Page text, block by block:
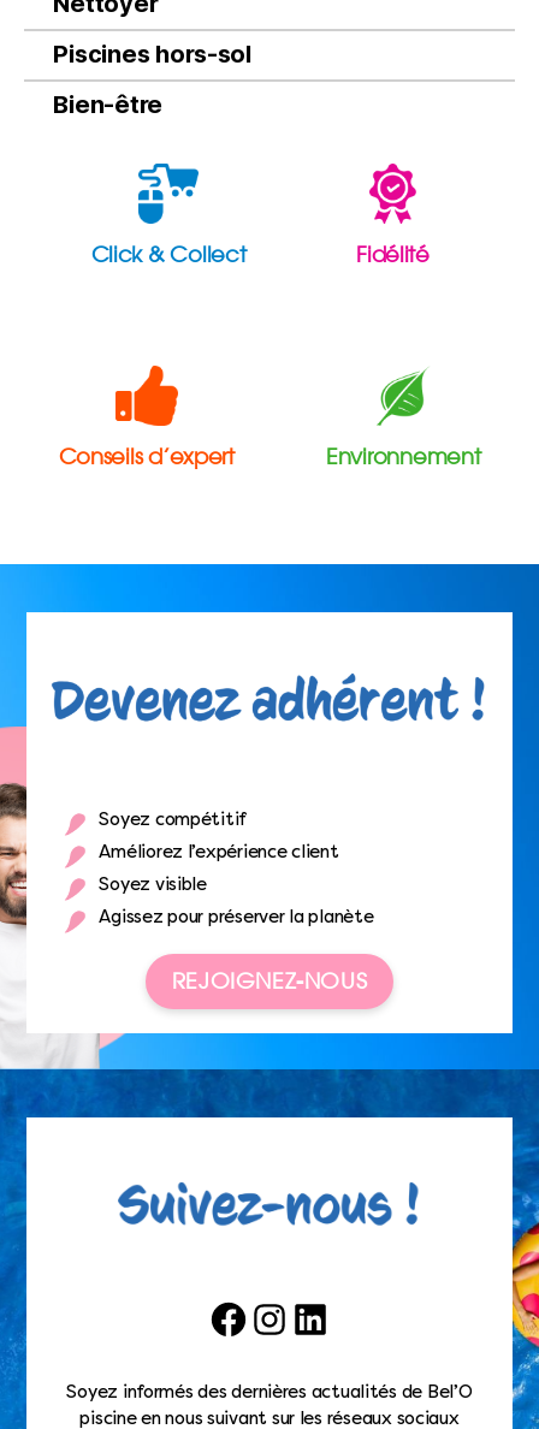
Piscines hors-sol
Bien-être
Click & Collect
Conseils d’expert
Fidélité
Environnement
Soyez compétitif
Améliorez l’expérience client
Soyez visible
Agissez pour préserver la planète
REJOIGNEZ-NOUS
FacebookInstagramLinkedIn
Soyez informés des dernières actualités de Bel’O
piscine en nous suivant sur les réseaux sociaux